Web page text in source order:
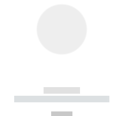
------------
----------- ----------- --------